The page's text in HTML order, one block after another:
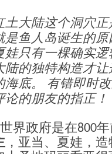
土大陆这个洞穴
是鱼人岛诞生的
娃只有一棵确实
陆的独特构造才
海底。 有错即时
的朋友的指正！
政府是在800年
，亚当、夏娃，